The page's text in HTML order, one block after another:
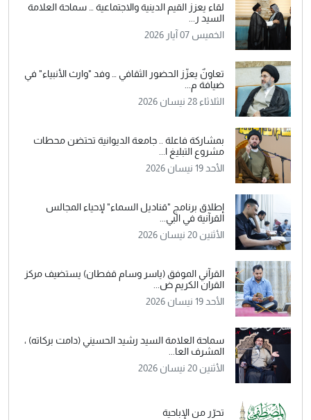
لقاء يعزز القيم الدينية والاجتماعية … سماحة العلامة
السيد ر...
الخميس 07 آيار 2026
تعاونٌ يعزّز الحضور الثقافي … وفد "وارث الأنبياء" في
ضيافة م...
الثلاثاء 28 نيسان 2026
بمشاركة فاعلة .. جامعة الديوانية تحتضن محطات
مشروع التبليغ ا...
الأحد 19 نيسان 2026
إطلاق برنامج "قناديل السماء" لإحياء المجالس
القرآنية في البي...
الأثنين 20 نيسان 2026
القرآني الموفق (ياسر وسام قفطان) يستضيف مركز
القران الكريم ض...
الأحد 19 نيسان 2026
سماحة العلامة السيد رشيد الحسيني (دامت بركاته) ،
المشرف العا...
الأثنين 20 نيسان 2026
تحرّر من الإباحية